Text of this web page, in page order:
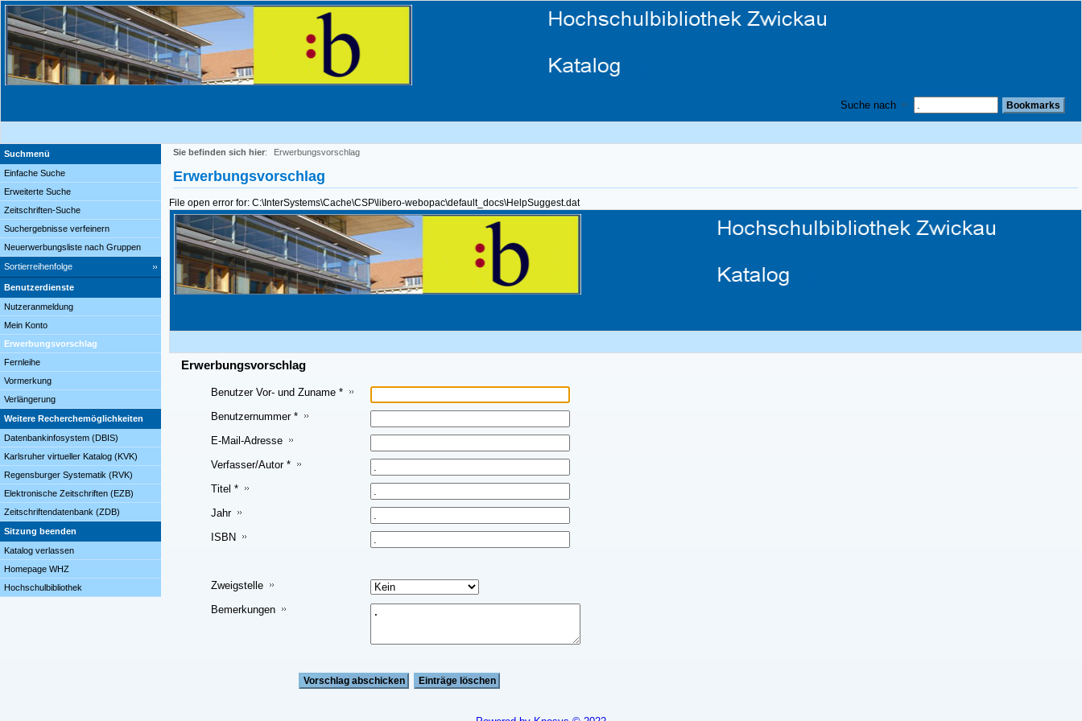
Suchmenü
Einfache Suche
Erweiterte Suche
Zeitschriften-Suche
Suchergebnisse verfeinern
Neuerwerbungsliste nach Gruppen
Sortierreihenfolge
Benutzerdienste
Nutzeranmeldung
Mein Konto
Erwerbungsvorschlag
Fernleihe
Vormerkung
Verlängerung
Weitere Recherchemöglichkeiten
Datenbankinfosystem (DBIS)
Karlsruher virtueller Katalog (KVK)
Regensburger Systematik (RVK)
Elektronische Zeitschriften (EZB)
Zeitschriftendatenbank (ZDB)
Sitzung beenden
Katalog verlassen
Homepage WHZ
Hochschulbibliothek
Sie befinden sich hier: Erwerbungsvorschlag
Erwerbungsvorschlag
File open error for: C:\InterSystems\Cache\CSP\libero-webopac\default_docs\HelpSuggest.dat
Erwerbungsvorschlag
Benutzer Vor- und Zuname *
Benutzernummer *
E-Mail-Adresse
Verfasser/Autor *
Titel *
Jahr
ISBN
Zweigstelle
Bemerkungen
Suche nach